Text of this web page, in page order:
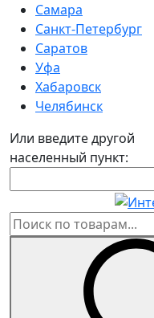
Самара
Санкт-Петербург
Саратов
Уфа
Хабаровск
Челябинск
Или введите другой
населенный пункт: